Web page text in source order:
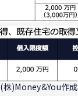
(株)Money&You作成